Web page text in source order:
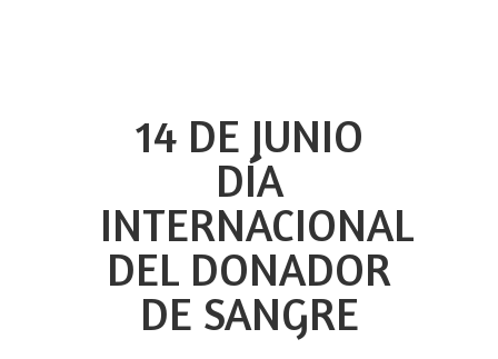
14 DE JUNIO
DÍA
INTERNACIONAL
DEL DONADOR
DE SANGRE